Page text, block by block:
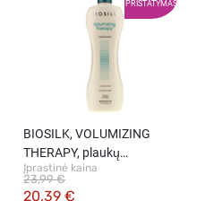
PRISTATYMAS
BIOSILK, VOLUMIZING
THERAPY, plaukų
kondicionierius, 355 ml
Įprastinė kaina
20,39 €
23,99 €